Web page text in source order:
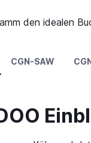
den idealen
CGN-SAW